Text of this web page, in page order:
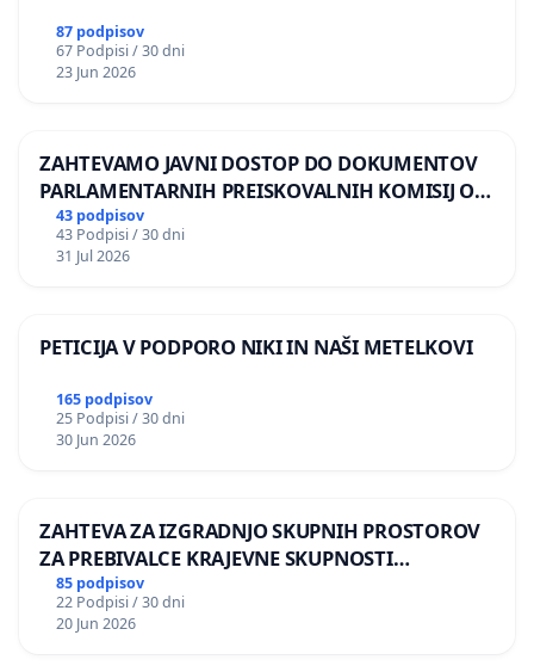
87 podpisov
67 Podpisi / 30 dni
23 Jun 2026
ZAHTEVAMO JAVNI DOSTOP DO DOKUMENTOV
PARLAMENTARNIH PREISKOVALNIH KOMISIJ O
ILEGALNI TRGOVINI Z OROŽJEM
43 podpisov
43 Podpisi / 30 dni
31 Jul 2026
PETICIJA V PODPORO NIKI IN NAŠI METELKOVI
165 podpisov
25 Podpisi / 30 dni
30 Jun 2026
ZAHTEVA ZA IZGRADNJO SKUPNIH PROSTOROV
ZA PREBIVALCE KRAJEVNE SKUPNOSTI
PRESTRANEK
85 podpisov
22 Podpisi / 30 dni
20 Jun 2026